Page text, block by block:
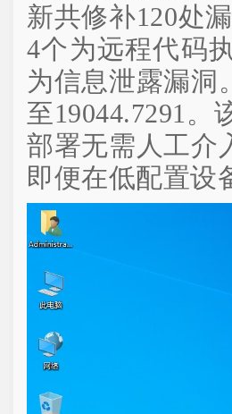
新共修补120处
4个为远程代码
为信息泄露漏洞
至19044.7291
部署无需人工介
即便在低配置设